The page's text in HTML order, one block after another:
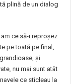
plină de un dialog
ce să-i reproșez
pe toată pe final,
și
nu mai sunt atât
ce sticleau la